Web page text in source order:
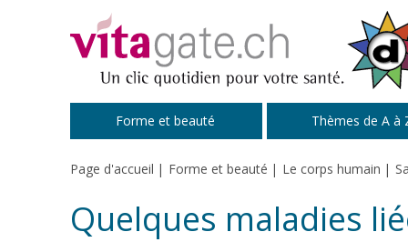
Forme et beauté Thèmes de A à
Page d'accueil Forme et beauté Le corps humain
Quelques maladies